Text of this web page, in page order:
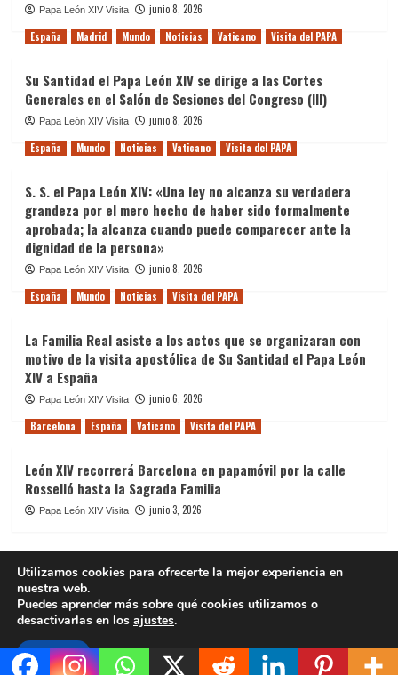
Papa León XIV Visita
junio 8, 2026
España
Madrid Mundo Noticias Vaticano Visita del PAPA
Su Santidad el Papa León XIV se dirige a las Cortes
Generales en el Salón de Sesiones del Congreso (III)
Papa León XIV Visita
junio 8, 2026
España
Mundo Noticias Vaticano Visita del PAPA
S. S. el Papa León XIV: «Una ley no alcanza su verdadera
grandeza por el mero hecho de haber sido formalmente
aprobada; la alcanza cuando puede comparecer ante la
dignidad de la persona»
Papa León XIV Visita
junio 8, 2026
España
Mundo Noticias Visita del PAPA
​La Familia Real asiste a los actos que se organizaran con
motivo de la visita apostólica de Su Santidad el Papa León
XIV a España
Papa León XIV Visita
junio 6, 2026
Barcelona
España Vaticano Visita del PAPA
León XIV recorrerá Barcelona en papamóvil por la calle
Rosselló hasta la Sagrada Familia
Papa León XIV Visita junio 3, 2026
Copyright © Red Internacional de Periodistas Católicos.
CoverNews
Utilizamos cookies para ofrecerte la mejor experiencia en
nuestra web.
Puedes aprender más sobre qué cookies utilizamos o
desactivarlas en los ajustes.
Aceptar